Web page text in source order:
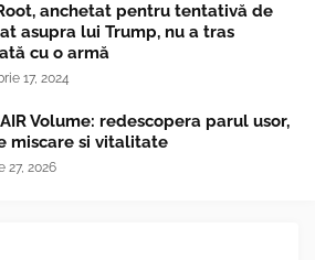
anchetat pentru tentativă de
asupra lui Trump, nu a tras
cu o armă
17, 2024
Volume: redescopera parul usor,
miscare si vitalitate
27, 2026